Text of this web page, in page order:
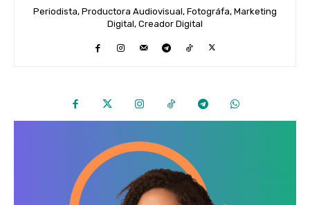
Periodista, Productora Audiovisual, Fotográfa, Marketing
Digital, Creador Digital